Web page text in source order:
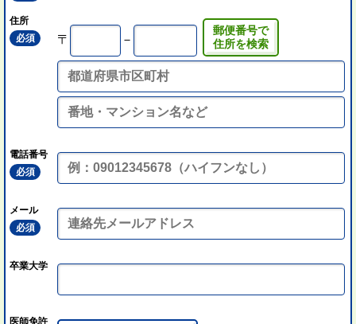
住所
必須
〒 －
郵便番号で
住所を検索
電話番号
必須
メール
必須
卒業大学
医師免許